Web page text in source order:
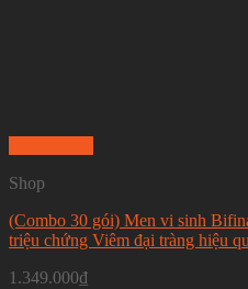
Shop
(Combo 30 gói) Men vi sinh
triệu chứng Viêm đại tràng hiệu
1.349.000₫